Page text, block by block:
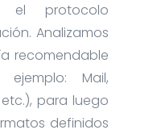
el protocolo
Analizamos
recomendable
Mail,
etc.), para luego
definidos